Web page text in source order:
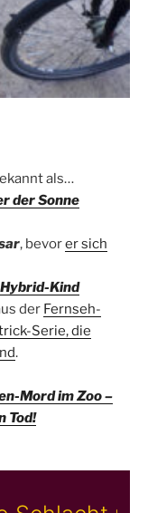
als…
der Sonne
, bevorer sich
Kind
der Fernseh-
Serie, die
.
Mord im Zoo –
Tod!